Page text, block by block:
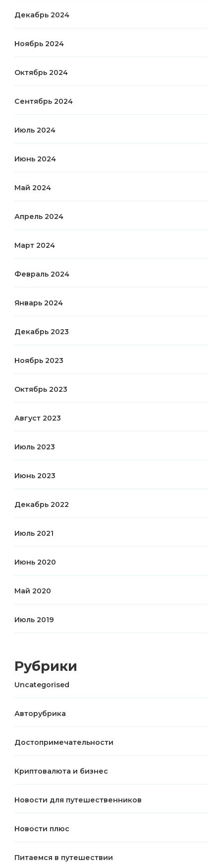
Декабрь 2024
Ноябрь 2024
Октябрь 2024
Сентябрь 2024
Июль 2024
Июнь 2024
Май 2024
Апрель 2024
Март 2024
Февраль 2024
Январь 2024
Декабрь 2023
Ноябрь 2023
Октябрь 2023
Август 2023
Июль 2023
Июнь 2023
Декабрь 2022
Июль 2021
Июнь 2020
Май 2020
Июль 2019
Рубрики
Uncategorised
Авторубрика
Достопримечательности
Криптовалюта и бизнес
Новости для путешественников
Новости плюс
Питаемся в путешествии